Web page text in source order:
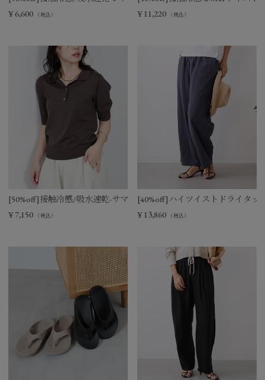
¥ 6,600 （税込）
¥ 11,220 （税込）
[50%off]接触冷感/吸水速乾-サマーポロニット
¥ 7,150 （税込）
[40%off]ハイツイストドライタッ
¥ 13,860 （税込）